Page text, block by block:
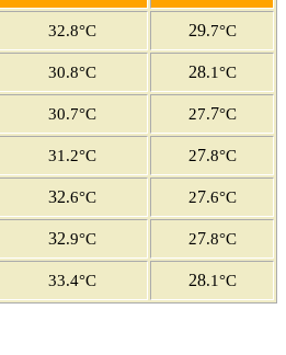
32.8°C 29.7°C
30.8°C 28.1°C
30.7°C 27.7°C
31.2°C 27.8°C
32.6°C 27.6°C
32.9°C 27.8°C
33.4°C 28.1°C